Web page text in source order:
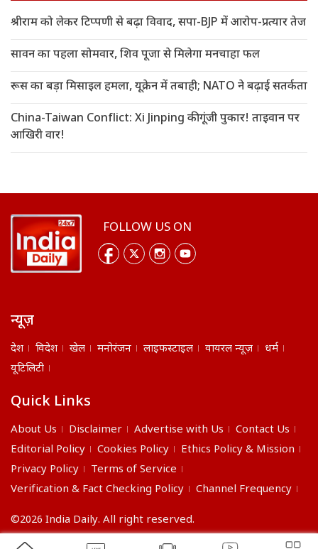
श्रीराम को लेकर टिप्पणी से बढ़ा विवाद, सपा-BJP में आरोप-प्रत्यार तेज
सावन का पहला सोमवार, शिव पूजा से मिलेगा मनचाहा फल
रूस का बड़ा मिसाइल हमला, यूक्रेन में तबाही; NATO ने बढ़ाई सतर्कता
China-Taiwan Conflict: Xi Jinping की गूंजी पुकार! ताइवान पर
आखिरी वार!
FOLLOW US ON
न्यूज़
देश विदेश खेल मनोरंजन लाइफस्टाइल वायरल न्यूज़
धर्म
यूटिलिटी
Quick Links
About Us Disclaimer Advertise with Us
Contact Us
Editorial Policy
Cookies Policy
Ethics Policy & Mission
Privacy Policy
Terms of Service
Verification & Fact Checking Policy
Channel Frequency
©2026 India Daily. All right reserved.